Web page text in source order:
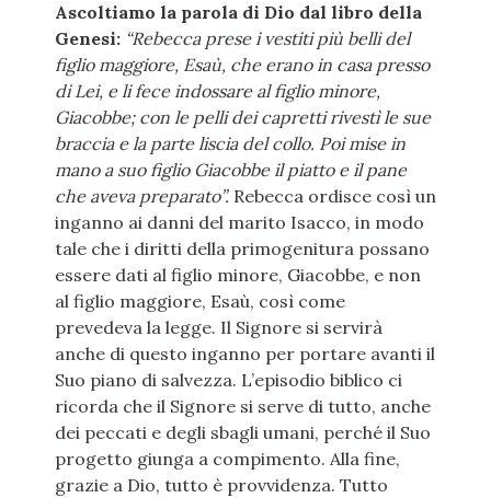
Ascoltiamo la parola di Dio dal libro della
Genesi: “Rebecca prese i vestiti più belli del
figlio maggiore, Esaù, che erano in casa presso
di Lei, e li fece indossare al figlio minore,
Giacobbe; con le pelli dei capretti rivestì le sue
braccia e la parte liscia del collo. Poi mise in
mano a suo figlio Giacobbe il piatto e il pane
che aveva preparato”. Rebecca ordisce così un
inganno ai danni del marito Isacco, in modo
tale che i diritti della primogenitura possano
essere dati al figlio minore, Giacobbe, e non
al figlio maggiore, Esaù, così come
prevedeva la legge. Il Signore si servirà
anche di questo inganno per portare avanti il
Suo piano di salvezza. L’episodio biblico ci
ricorda che il Signore si serve di tutto, anche
dei peccati e degli sbagli umani, perché il Suo
progetto giunga a compimento. Alla fine,
grazie a Dio, tutto è provvidenza. Tutto